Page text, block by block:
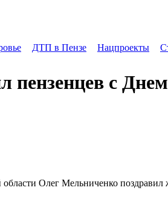
ДТП в Пензе Нацпроекты
пензенцев с Днем
области Олег Мельниченко поздравил